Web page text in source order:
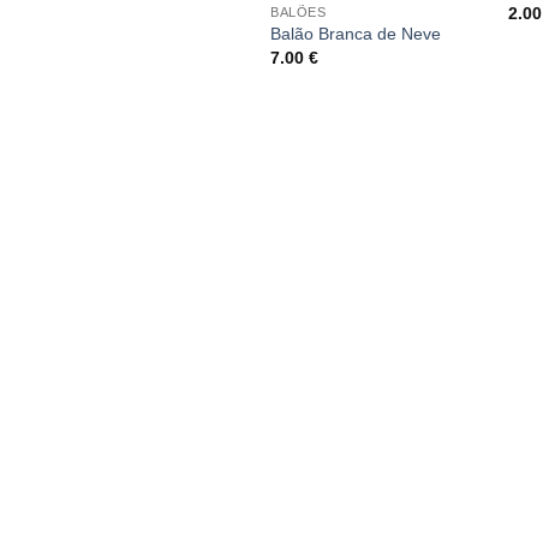
BALÕES
Balão Branca de Neve
7.00€
2.00